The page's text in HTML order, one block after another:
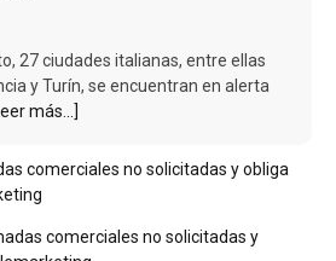
27 ciudades italianas, entre ellas
y Turín, se encuentran en alerta
más...]
comerciales no solicitadas y obliga